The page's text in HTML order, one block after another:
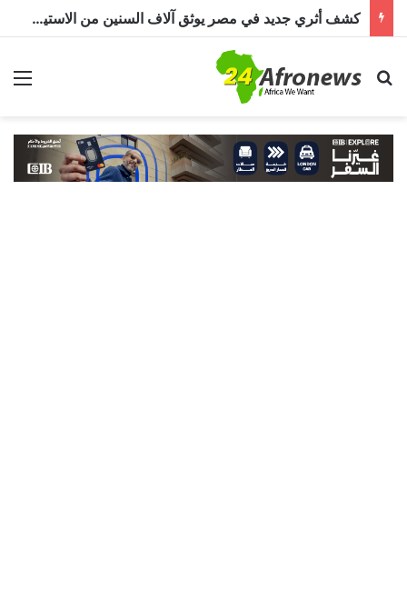
كشف أثري جديد في مصر يوثق آلاف السنين من الاستيطان البشري.. اكتشاف جبانة من عصر ما قبل الأسرات حتى العصرين اليوناني والروماني
بحث عن